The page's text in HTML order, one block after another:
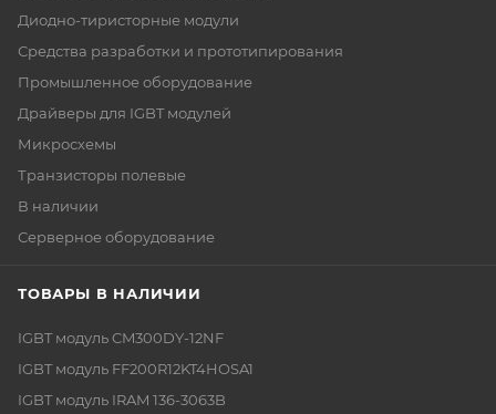
Диодно-тиристорные модули
Средства разработки и прототипирования
Промышленное оборудование
Драйверы для IGBT модулей
Микросхемы
Транзисторы полевые
В наличии
Серверное оборудование
ТОВАРЫ В НАЛИЧИИ
IGBT модуль CM300DY-12NF
IGBT модуль FF200R12KT4HOSA1
IGBT модуль IRAM 136-3063B